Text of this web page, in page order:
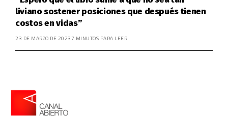
liviano sostener posiciones que después tienen
costos en vidas”
23 DE MARZO DE 20237 MINUTOS PARA LEER